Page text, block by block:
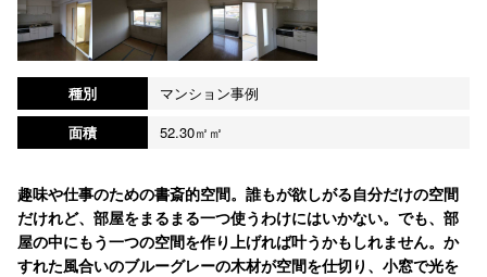
種別
マンション事例
面積
52.30㎡㎡
趣味や仕事のための書斎的空間。誰もが欲しがる自分だけの空間
だけれど、部屋をまるまる一つ使うわけにはいかない。でも、部
屋の中にもう一つの空間を作り上げれば叶うかもしれません。か
すれた風合いのブルーグレーの木材が空間を仕切り、小窓で光を